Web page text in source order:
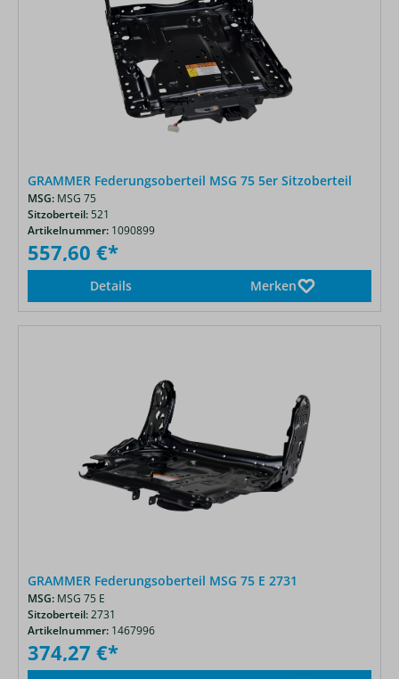
GRAMMER Federungsoberteil MSG 75 5er Sitzoberteil
MSG: MSG 75
Sitzoberteil:521
Artikelnummer: 1090899
557,60 €*
Details Merken
GRAMMER Federungsoberteil MSG 75 E 2731
MSG: MSG 75 E
Sitzoberteil:2731
Artikelnummer: 1467996
374,27 €*